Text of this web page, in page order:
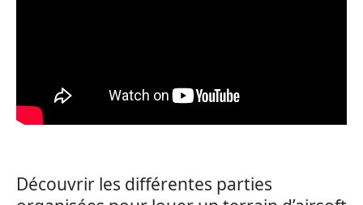
Découvrir les différentes parties